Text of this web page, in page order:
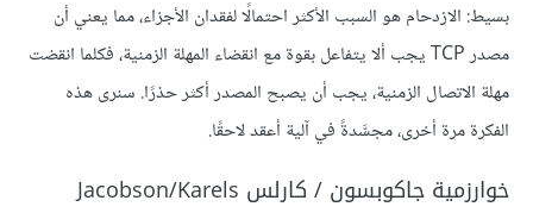
بسيط: الازدحام هو السبب الأكثر احتمالًا لفقدان الأجزاء، مما يعني أن
مصدر TCP يجب ألا يتفاعل بقوة مع انقضاء المهلة الزمنية، فكلما انقضت
مهلة الاتصال الزمنية، يجب أن يصبح المصدر أكثر حذرًا. سنرى هذه
الفكرة مرة أخرى، مجسَّدةً في آلية أعقد لاحقًا.
خوارزمية جاكوبسون / كارلس Jacobson/Karels